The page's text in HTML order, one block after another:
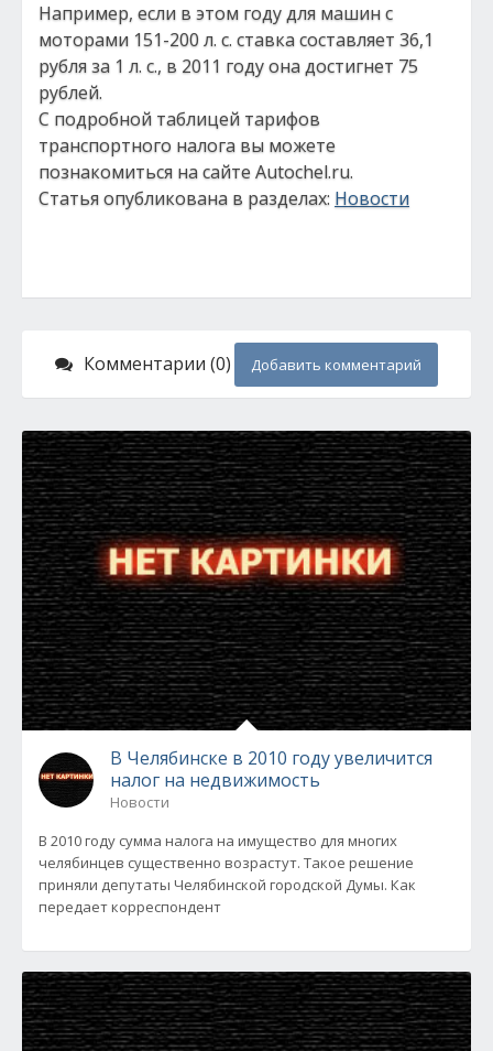
Например, если в этом году для машин с
моторами 151-200 л. с. ставка составляет 36,1
рубля за 1 л. с., в 2011 году она достигнет 75
рублей.
С подробной таблицей тарифов
транспортного налога вы можете
познакомиться на сайте Autochel.ru.
Статья опубликована в разделах: Новости
Комментарии (0) Добавить комментарий
В Челябинске в 2010 году увеличится
налог на недвижимость
Новости
В 2010 году сумма налога на имущество для многих
челябинцев существенно возрастут. Такое решение
приняли депутаты Челябинской городской Думы. Как
передает корреспондент